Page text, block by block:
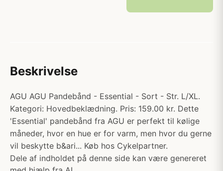
Beskrivelse
AGU AGU Pandebånd - Essential - Sort - Str. L/XL.
Kategori: Hovedbeklædning. Pris: 159.00 kr. Dette
'Essential' pandebånd fra AGU er perfekt til kølige
måneder, hvor en hue er for varm, men hvor du gerne
vil beskytte b&ari... Køb hos Cykelpartner.
Dele af indholdet på denne side kan være genereret